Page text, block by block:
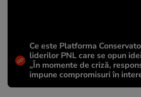
Ce este Platforma
liderilor PNL care se opun
„În momente de criză,
impune compromisuri în